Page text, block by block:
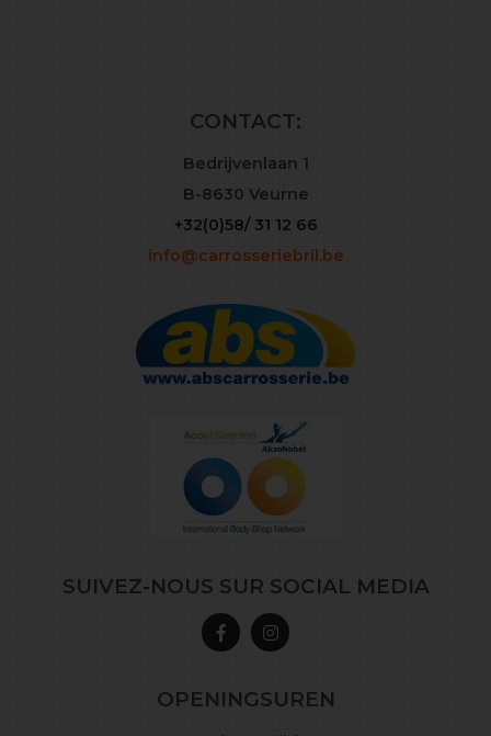
CONTACT:
Bedrijvenlaan 1
B-8630 Veurne
+32(0)58/ 31 12 66
info@carrosseriebril.be
SUIVEZ-NOUS SUR SOCIAL MEDIA
OPENINGSUREN